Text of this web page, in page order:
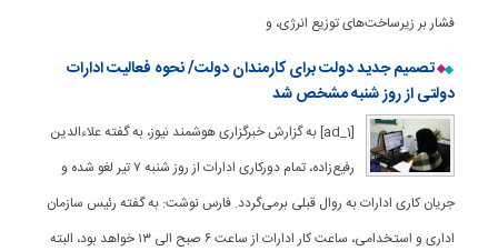
فشار بر زیرساخت‌های توزیع انرژی، و
تصمیم جدید دولت برای کارمندان دولت/ نحوه فعالیت ادارات
دولتی از روز شنبه مشخص شد
[ad_1] به گزارش خبرگزاری هوشمند نیوز، به گفته علاءالدین
رفیع‌زاده، تمام دورکاری ادارات از روز شنبه ۷ تیر لغو شده و
جریان کاری ادارات به روال قبلی برمی‌گردد. فارس نوشت: به گفته رئیس سازمان
اداری و استخدامی، ساعت کار ادارات از ساعت ۶ صبح الی ۱۳ خواهد بود، البته